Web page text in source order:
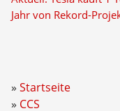
Jahr von Rekord-
Startseite
CCS